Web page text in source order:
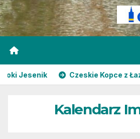
Czeskie Kopce z Łazikiem
Kalendarz